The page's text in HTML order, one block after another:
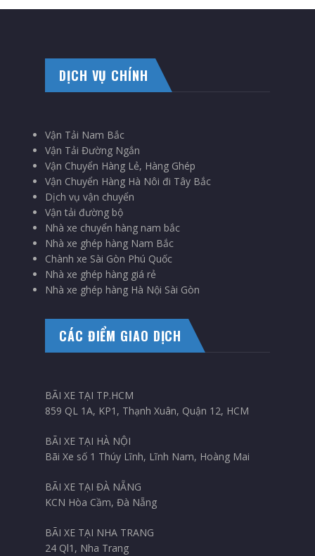
DỊCH VỤ CHÍNH
Vận Tải Nam Bắc
Vận Tải Đường Ngắn
Vận Chuyển Hàng Lẻ, Hàng Ghép
Vận Chuyển Hàng Hà Nôi đi Tây Bắc
Dịch vụ vận chuyển
Vận tải đường bộ
Nhà xe chuyển hàng nam bắc
Nhà xe ghép hàng Nam Bắc
Chành xe Sài Gòn Phú Quốc
Nhà xe ghép hàng giá rẻ
Nhà xe ghép hàng Hà Nội Sài Gòn
CÁC ĐIỂM GIAO DỊCH
BÃI XE TẠI TP.HCM
859 QL 1A, KP1, Thạnh Xuân, Quận 12, HCM
BÃI XE TẠI HÀ NỘI
Bãi Xe số 1 Thúy Lĩnh, Lĩnh Nam, Hoàng Mai
BÃI XE TẠI ĐÀ NẴNG
KCN Hòa Cầm, Đà Nẵng
BÃI XE TẠI NHA TRANG
24 Ql1, Nha Trang